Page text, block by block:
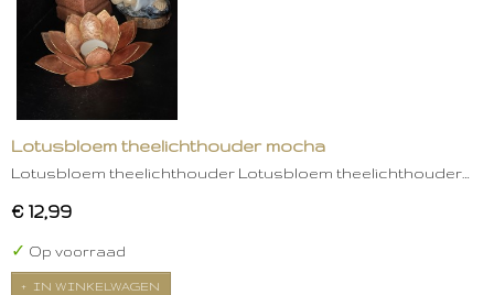
Lotusbloem theelichthouder mocha
Lotusbloem theelichthouder Lotusbloem theelichthouder…
€ 12,99
✓ Op voorraad
IN WINKELWAGEN